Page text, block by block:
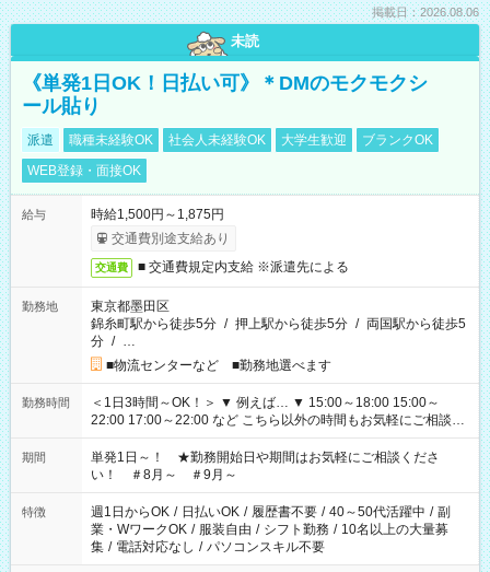
掲載日：2026.08.06
未読
《単発1日OK！日払い可》＊DMのモクモクシ
ール貼り
派遣 職種未経験OK 社会人未経験OK 大学生歓迎
ブランクOK
WEB登録・面接OK
給与
時給1,500円～1,875円
交通費別途支給あり
交通費 ■ 交通費規定内支給 ※派遣先による
勤務地
東京都墨田区
錦糸町駅から徒歩5分 / 押上駅から徒歩5分 / 両国駅から徒歩5
分 / …
■物流センターなど ■勤務地選べます
勤務時間
＜1日3時間～OK！＞ ▼ 例えば… ▼ 15:00～18:00 15:00～
22:00 17:00～22:00 など こちら以外の時間もお気軽にご相談く
ださい！
期間
単発1日～！ ★勤務開始日や期間はお気軽にご相談くださ
い！ ＃8月～ ＃9月～
特徴 週1日からOK / 日払いOK / 履歴書不要 / 40～50代活躍中 / 副
業・WワークOK / 服装自由 / シフト勤務 / 10名以上の大量募
集 / 電話対応なし / パソコンスキル不要